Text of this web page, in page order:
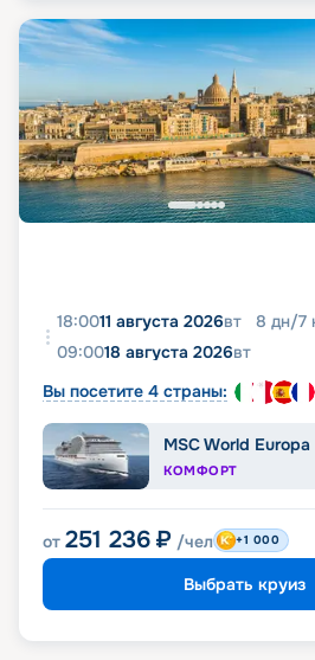
18:0011 августа 2026вт 8 дн/7
09:0018 августа 2026вт
Вы посетите 4 страны:
MSC World Europa
КОМФОРТ
от 251 236 ₽ /чел +1 000
Выбрать круиз